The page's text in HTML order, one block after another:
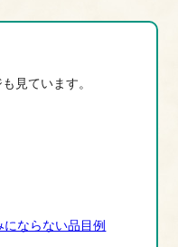
見ています。
ならない品目例